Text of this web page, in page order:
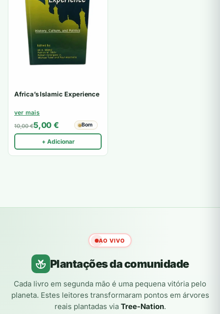
Africa’s Islamic Experience
ver mais
10,00€5,00 € Bom
+ Adicionar
AO VIVO
Plantações da comunidade
Cada livro em segunda mão é uma pequena vitória pelo
planeta. Estes leitores transformaram pontos em árvores
reais plantadas via Tree-Nation.